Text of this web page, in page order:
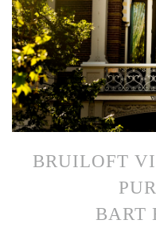
BRUILOFT
BART